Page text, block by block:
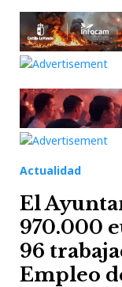
Actualidad
El
970.000
96
Empleo